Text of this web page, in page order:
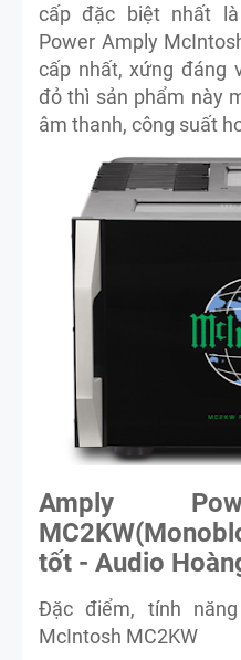
cấp đặc biệt nhất
Power Amply
cấp nhất, xứng đáng
đỏ thì sản phẩm này
âm thanh, công suất
Amply
tốt - Audio
Đặc điểm, tính
McIntosh MC2KW